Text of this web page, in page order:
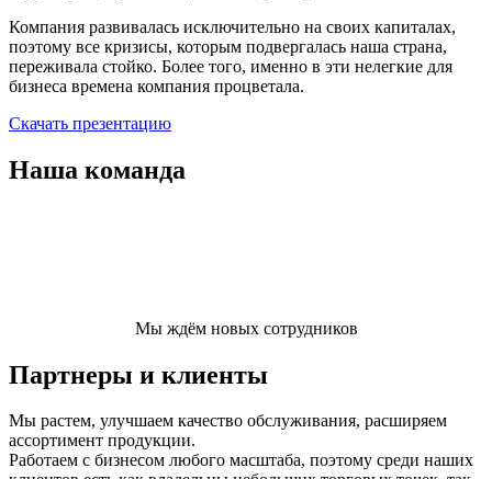
Компания развивалась исключительно на своих капиталах,
поэтому все кризисы, которым подвергалась наша страна,
переживала стойко. Более того, именно в эти нелегкие для
бизнеса времена компания процветала.
Скачать презентацию
Наша команда
Мы ждём новых сотрудников
Партнеры и клиенты
Мы растем, улучшаем качество обслуживания, расширяем
ассортимент продукции.
Работаем с бизнесом любого масштаба, поэтому среди наших